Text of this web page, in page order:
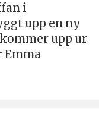
i
upp en ny
upp ur
Emma